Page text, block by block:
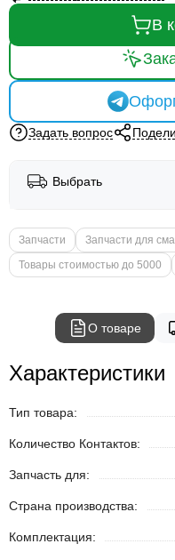
В
Задать вопрос
Выбрать
Запчасти Запчасти для
Товары стоимостью до 5000
О товаре
Характеристики
Тип товара:
Количество Контактов:
Запчасть для:
Страна производства:
Комплектация: